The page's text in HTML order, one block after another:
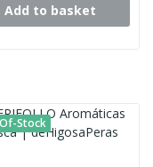
Add to basket
Stock